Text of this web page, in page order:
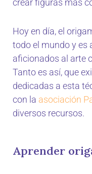
crear figuras más
Hoy en día, el
todo el mundo y es
aficionados al arte
Tanto es así, que
dedicadas a esta
con la asociación
diversos recursos.
Aprender